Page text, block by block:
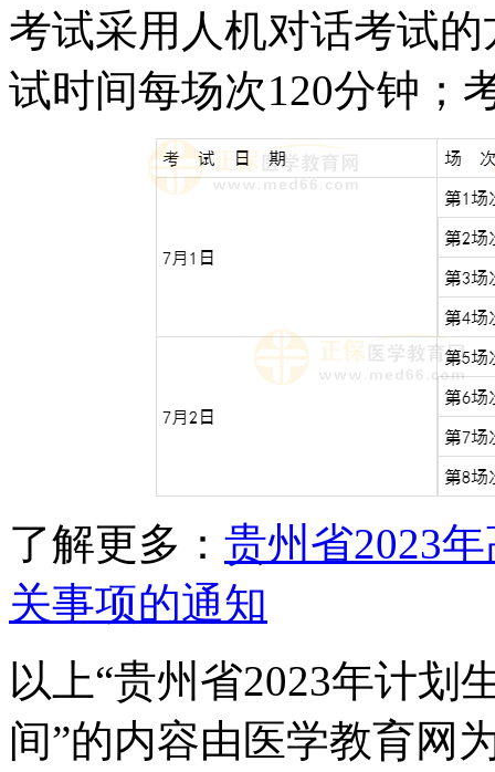
考试采用人机对话考试
试时间每场次120分钟；
了解更多： 贵州省2023
关事项的通知
以上“贵州省2023年计划
间”的内容由医学教育网